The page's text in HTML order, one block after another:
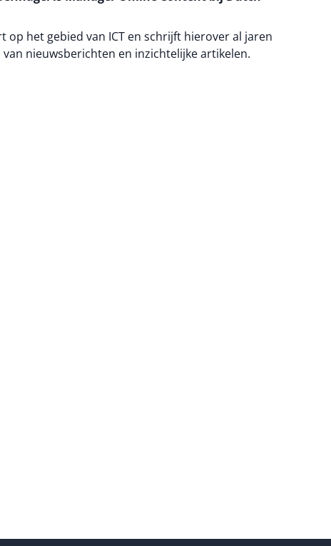
op het gebied van ICT en schrijft hierover al jaren
nieuwsberichten en inzichtelijke artikelen.